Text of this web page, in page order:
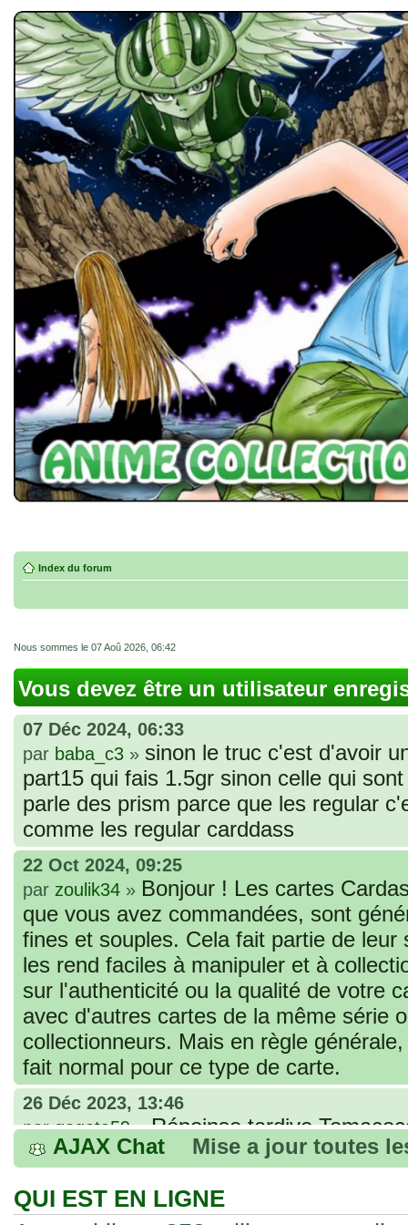
Index du forum
Nous sommes le 07 Aoû 2026, 06:42
Vous devez être un utilisateur
07 Déc 2024, 06:33
par baba_c3 » sinon le truc c'est d'avoir
part15 qui fais 1.5gr sinon celle qui
parle des prism parce que les regular
comme les regular carddass
22 Oct 2024, 09:25
par zoulik34 » Bonjour ! Les cartes
que vous avez commandées, sont
fines et souples. Cela fait partie de
les rend faciles à manipuler et à
sur l'authenticité ou la qualité de votre
avec d'autres cartes de la même série
collectionneurs. Mais en règle
fait normal pour ce type de carte.
26 Déc 2023, 13:46
pargogeta59»Répoinse tardive
acheter une réédition de cette Hondan ?
02 Juin 2023, 14:17
parTomacoco»Bonjour j'ai commandé
AJAX Chat Mise a jour toutes
QUI EST EN LIGNE